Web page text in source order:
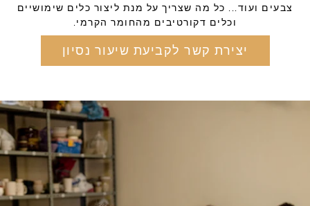
צבעים ועוד... כל מה שצריך על מנת ליצור כלים שימושיים
וכלים דקורטיבים מהחומר הקרמי.
יצירת קשר לקביעת שיעור נסיון